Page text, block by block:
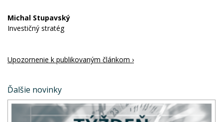
Michal Stupavský
Investičný stratég
Upozornenie k publikovaným článkom ›
Ďalšie novinky